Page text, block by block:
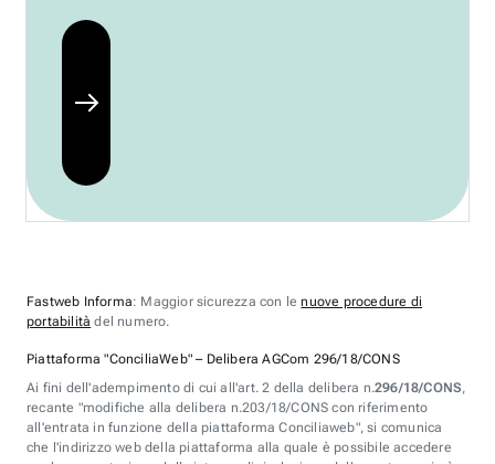
Fastweb Informa: Maggior sicurezza con lenuove procedure di
portabilità del numero.
Piattaforma "ConciliaWeb" – Delibera AGCom 296/18/CONS
Ai fini dell'adempimento di cui all'art. 2 della delibera n.296/18/CONS,
recante "modifiche alla delibera n.203/18/CONS con riferimento
all'entrata in funzione della piattaforma Conciliaweb", si comunica
che l'indirizzo web della piattaforma alla quale è possibile accedere